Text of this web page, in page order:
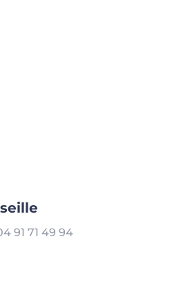
91 71 49 94